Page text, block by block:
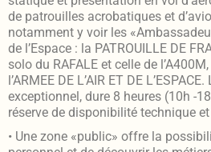
de patrouilles acrobatiques et
notamment y voir les
de l’Espace : la PATROUILLE DE
solo du RAFALE et celle de l’A400M,
l’ARMEE DE L’AIR ET DE
exceptionnel, dure 8 heures (10h -
réserve de disponibilité technique
• Une zone «public» offre la